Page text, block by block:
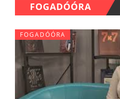
FOGADÓÓRA
FOGADÓÓRA